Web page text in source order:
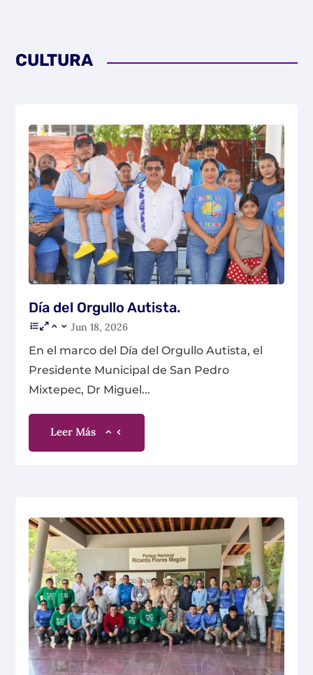
CULTURA
Día del Orgullo Autista.
Jun 18, 2026
En el marco del Día del Orgullo Autista, el
Presidente Municipal de San Pedro
Mixtepec, Dr Miguel...
Leer Más